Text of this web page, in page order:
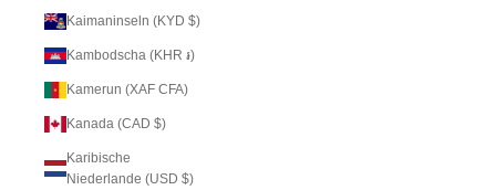
Kaimaninseln (KYD $)
Kambodscha (KHR ៛)
Kamerun (XAF CFA)
Kanada (CAD $)
Karibische
Niederlande (USD $)